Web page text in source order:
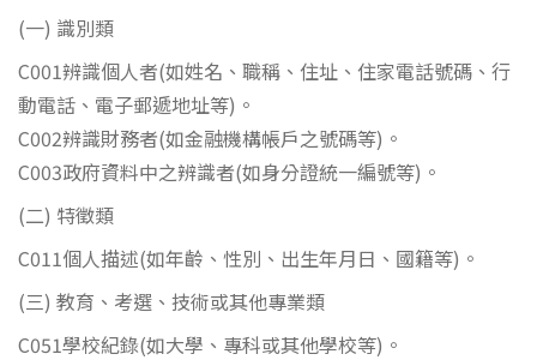
(一) 識別類
C001辨識個人者(如姓名、職稱、住址、住家電話號碼、行
動電話、電子郵遞地址等)。
C002辨識財務者(如金融機構帳戶之號碼等)。
C003政府資料中之辨識者(如身分證統一編號等)。
(二) 特徵類
C011個人描述(如年齡、性別、出生年月日、國籍等)。
(三) 教育、考選、技術或其他專業類
C051學校紀錄(如大學、專科或其他學校等)。